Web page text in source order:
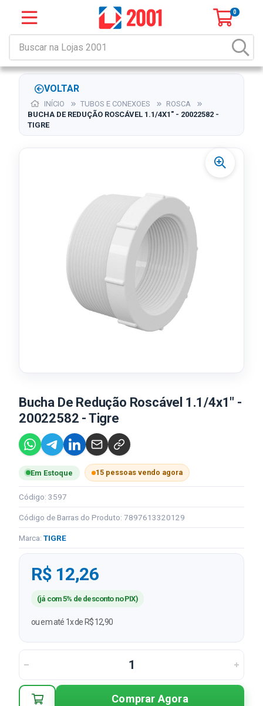
0
VOLTAR
INÍCIO TUBOS E CONEXOES
ROSCA
BUCHA DE REDUÇÃO ROSCÁVEL 1.1/4X1" - 20022582 -
TIGRE
Bucha De Redução Roscável 1.1/4x1" -
20022582 - Tigre
Em Estoque 15 pessoas vendo agora
Código: 3597
Código de Barras do Produto: 7897613320129
Marca: TIGRE
R$ 12,26
(já com 5% de desconto no PIX)
ou em até 1x de R$ 12,90
Comprar Agora